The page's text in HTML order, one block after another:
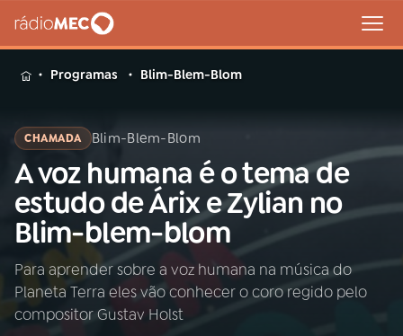
MENU
Buscar
na
Rádio
MEC
Buscar
Início AO VIVO
Programas Blim-Blem-Blom
CHAMADA Blim-Blem-Blom
A voz humana é o tema de
estudo de Árix e Zylian no
Blim-blem-blom
Para aprender sobre a voz humana na música do
Planeta Terra eles vão conhecer o coro regido pelo
compositor Gustav Holst